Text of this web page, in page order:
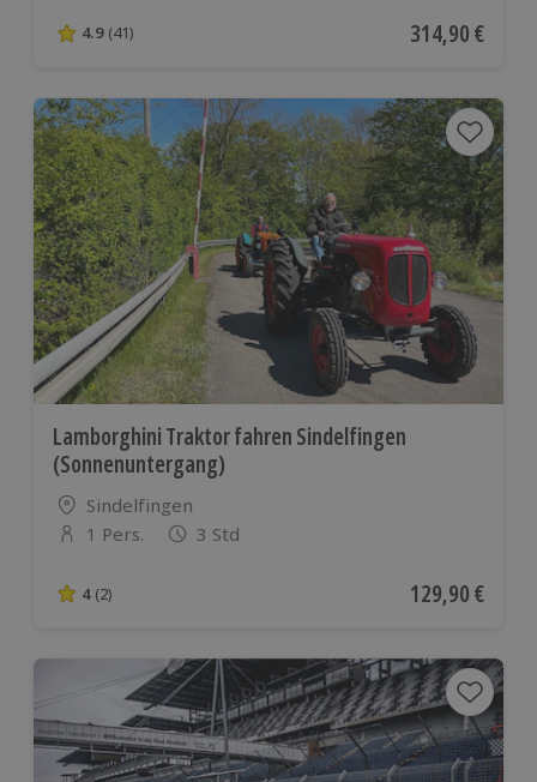
4.9 von 5 Sternen basierend auf 41 Bewertungen
4.9 (41) Aktueller Preis
314,90 €
Lamborghini Traktor fahren Sindelfingen
(Sonnenuntergang)
Standort
Sindelfingen
Anzahl der Teilnehmer
1 Pers. 3 Std
4 von 5 Sternen basierend auf 2 Bewertungen
4 (2) Aktueller Preis
129,90 €